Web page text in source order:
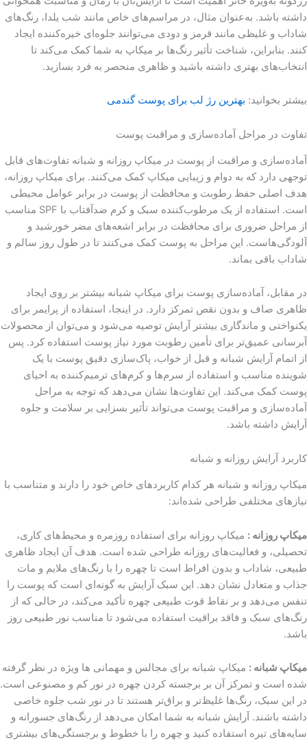
داشته باشد. به‌عنوان مثال، در مراسم‌های خاص مانند شب یلدا، رنگ‌های
شاداب و غلیظی مانند قرمز و دودی می‌توانند جلوه‌ای خیره‌کننده ایجاد
کنند. بنابراین، شناخت تأثیر رنگ‌ها بر میکاپ به شما کمک می‌کند تا
انتخاب‌های بهتری داشته باشید و ظاهری منحصر به فرد بسازید.
بیشتر بخوانید: بهترین رژ لب برای پوست گندمی
تفاوت در مراحل آماده‌سازی و مراقبت پوست
آماده‌سازی و مراقبت از پوست در میکاپ روزانه و شبانه تفاوت‌های قابل
توجهی دارد که به دوام و زیبایی میکاپ کمک می‌کنند. برای میکاپ روزانه،
هدف اصلی حفظ رطوبت و محافظت از پوست در برابر عوامل محیطی
است. استفاده از یک مرطوب‌کننده سبک و کرم ضدآفتاب با SPF مناسب
از مراحل ضروری برای محافظت در برابر اشعه‌های مضر خورشید و
آلودگی‌هاست. این مراحل به پوست کمک می‌کنند تا در طول روز سالم و
شاداب باقی بماند.
در مقابل، آماده‌سازی پوست برای میکاپ شبانه بیشتر بر روی ایجاد
ظاهری صاف و بدون نقص تمرکز دارد. در اینجا، استفاده از پرایمر برای
یکنواختی و ماندگاری بیشتر آرایش توصیه می‌شود و می‌توان از محصولات
آبرسانی عمیق‌تر برای تأمین رطوبت مورد نیاز پوست استفاده کرد. پس
از اتمام آرایش شبانه و قبل از خواب، پاک‌سازی دقیق پوست با یک
شوینده مناسب و استفاده از سرم‌ها و کرم‌های ترمیم‌کننده به احیای
پوست کمک می‌کند. این تفاوت‌ها نشان می‌دهد که توجه به مراحل
آماده‌سازی و مراقبت پوست می‌تواند تأثیر بسزایی بر سلامت و جلوه
آرایش داشته باشد.
کاربرد آرایش روزانه و شبانه
میکاپ روزانه و شبانه هر کدام کاربردهای خاص خود را دارند و متناسب با
نیازهای مختلفی طراحی شده‌اند:
میکاپ روزانه : میکاپ روزانه برای استفاده روزمره و محیط‌های کاری،
تحصیلی، و فعالیت‌های روزانه طراحی شده است. هدف آن ایجاد ظاهری
طبیعی، شاداب و بدون افراط است تا چهره را با رنگ‌های ملایم و مات
جذاب و متعادل نشان دهد. این سبک آرایش به گونه‌ای است که پوست را
تنفس می‌دهد و بر نقاط قوت طبیعی چهره تأکید می‌کند، در حالی که از
رنگ‌های سبک و فاقد براقیت استفاده می‌شود تا مناسب نور طبیعی روز
باشد.
میکاپ شبانه : میکاپ شبانه برای مجالس و مهمانی ها ویژه در نظر گرفته
شده است و تمرکز آن بر برجسته کردن چهره در نور کم و مصنوعی است.
در این سبک، رنگ‌ها غلیظ‌تر و براق‌تر هستند تا در نور شب جلوه خاصی
داشته باشند. آرایش شبانه به شما امکان می‌دهد از رنگ‌های جسورانه و
سایه‌های تیره استفاده کنید و چهره را با خطوط و برجستگی‌های بیشتری